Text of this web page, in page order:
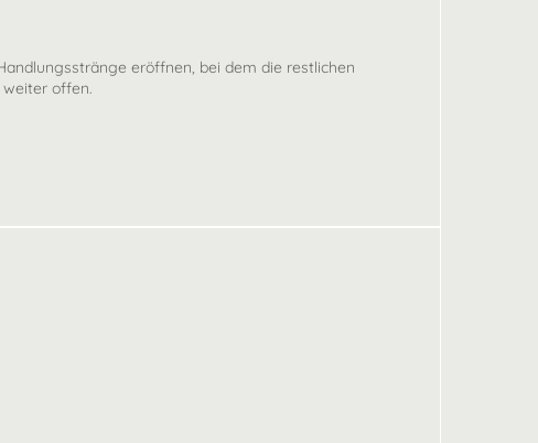
eröffnen, bei dem die restlichen
offen.